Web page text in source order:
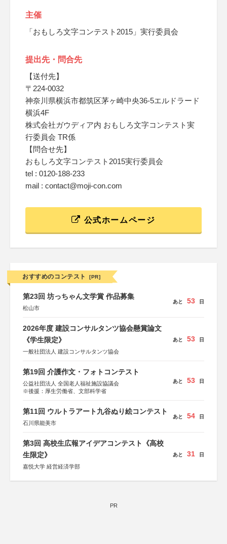
主催
「おもしろ文字コンテスト2015」実行委員会
提出先・問合先
【送付先】
〒224-0032
神奈川県横浜市都筑区茅ヶ崎中央36-5エルドラード
横浜4F
株式会社ガウディア内 おもしろ文字コンテスト実
行委員会 TR係
【問合せ先】
おもしろ文字コンテスト2015実行委員会
tel : 0120-188-233
mail : contact@moji-con.com
公式ホームページ
おすすめのコンテスト [PR]
第23回 坊っちゃん文学賞 作品募集
松山市
あと 53 日
2026年度 建設コンサルタンツ協会懸賞論文
《学生限定》
一般社団法人 建設コンサルタンツ協会
あと 53 日
第19回 介護作文・フォトコンテスト
公益社団法人 全国老人福祉施設協議会
※後援：厚生労働省、文部科学省
あと 53 日
第11回 ウルトラアート九谷ぬり絵コンテスト
石川県能美市
あと 54 日
第3回 高校生広報アイデアコンテスト《高校
生限定》
嘉悦大学 経営経済学部
あと 31 日
PR